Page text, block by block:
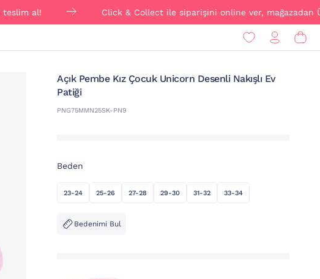
Click & Collect ile siparişini online ver, mağazadan
Açık Pembe Kız Çocuk Unicorn Desenli Nakışlı Ev
Patiği
PNG75MMN25SK-PN9
Beden
23-24 25-26 27-28 29-30 31-32 33-34
Bedenimi Bul